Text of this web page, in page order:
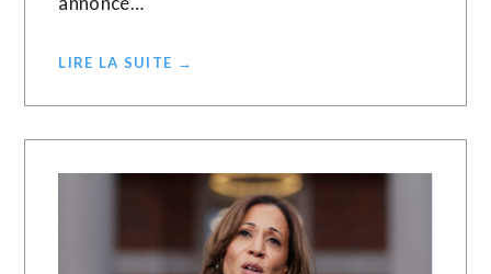
LIRE LA SUITE →